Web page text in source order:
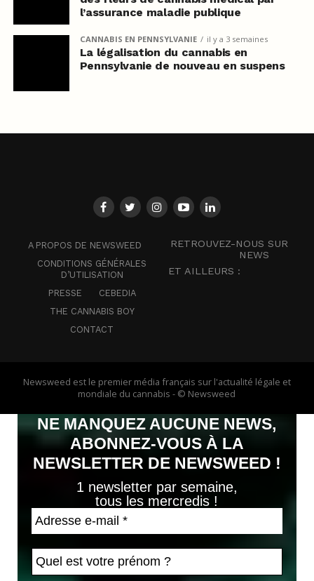
l’assurance maladie publique
CANNABIS EN PENNSYLVANIE il y a 3 semaines
La légalisation du cannabis en
Pennsylvanie de nouveau en suspens
A PROPOS DE NEWSWEED
CONDITIONS GÉNÉRALES
D’UTILISATION
PRESSE
CEBEDIA
THE CANNABIS BOY
CONTACT
RETROUVEZ-NOUS SUR
NEWS
ET AILLEURS :
Newsweed est le premier média français sur l'actualité légale et
mondiale du cannabis - © Newsweed
NE MANQUEZ AUCUNE NEWS,
ABONNEZ-VOUS À LA
NEWSLETTER DE NEWSWEED !
1 newsletter par semaine,
tous les mercredis !